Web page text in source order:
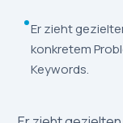
Er zieht
konkretem
Keywords.